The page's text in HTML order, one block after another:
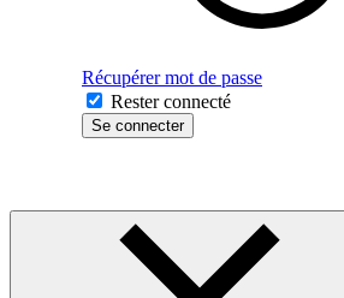
Récupérer mot de passe
Rester connecté
Se connecter